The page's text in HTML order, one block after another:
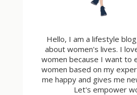
Hello, I am a lifestyle
about women's lives. I
women because I want to
women based on my
me happy and gives me
Let's empower